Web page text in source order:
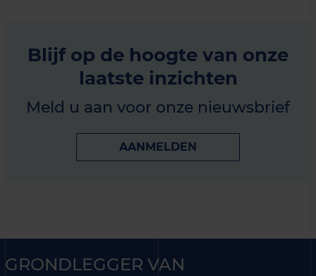
Blijf op de hoogte van onze
laatste inzichten
Meld u aan voor onze nieuwsbrief
AANMELDEN
GRONDLEGGER VAN